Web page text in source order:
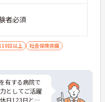
者必須
日以上
社会保険完備
有する病院で
としてご活躍
日123日と多